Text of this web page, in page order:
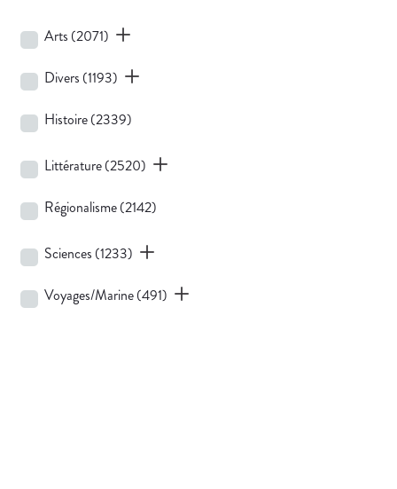
Arts (2071)
Divers (1193)
Histoire(2339)
Littérature(2520)
Régionalisme(2142)
Sciences (1233)
Voyages/Marine(491)